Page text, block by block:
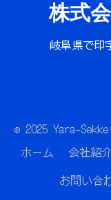
株式
岐阜県で印
© 2025 Yara-
ホーム
会社紹
お問い合